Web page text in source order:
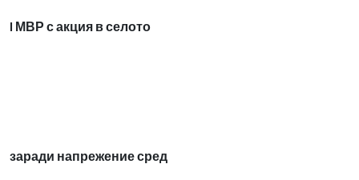
l МВР с акция в селото
заради напрежение сред